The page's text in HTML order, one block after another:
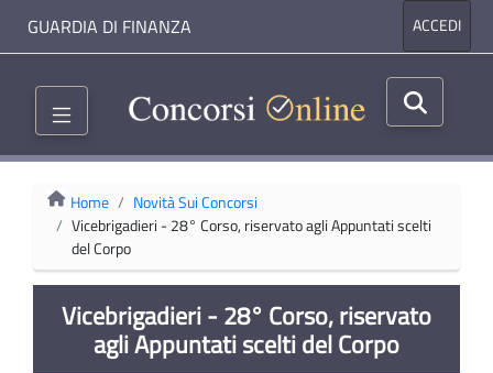
GUARDIA DI FINANZA ACCEDI
Home
Novità Sui Concorsi
Vicebrigadieri - 28° Corso, riservato agli Appuntati scelti
del Corpo
Vicebrigadieri - 28° Corso, riservato
agli Appuntati scelti del Corpo